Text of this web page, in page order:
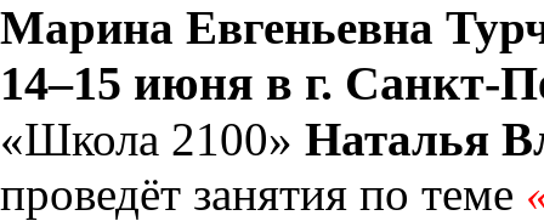
Марина Евгеньевна
14–15 июня в г. Санкт-
«Школа 2100» Наталья
проведёт занятия по теме